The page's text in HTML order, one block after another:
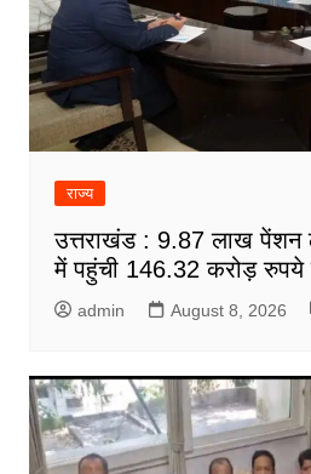
राज्य
उत्तराखंड : 9.87 लाख पेंशन
में पहुंची 146.32 करोड़ रुपये
admin August 8, 2026